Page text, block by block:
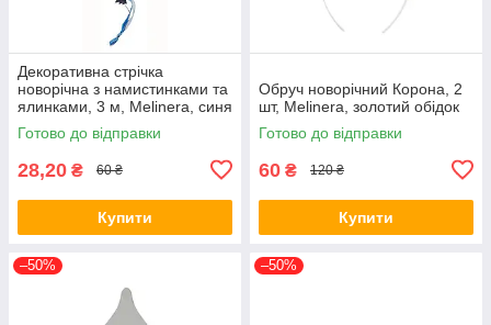
Декоративна стрічка
новорічна з намистинками та
ялинками, 3 м, Melinera, синя
Готово до відправки
28,20 ₴ 60 ₴
Купити
Обруч новорічний Корона, 2
шт, Melinera, золотий обідок
Готово до відправки
60 ₴ 120 ₴
Купити
–50% –50%